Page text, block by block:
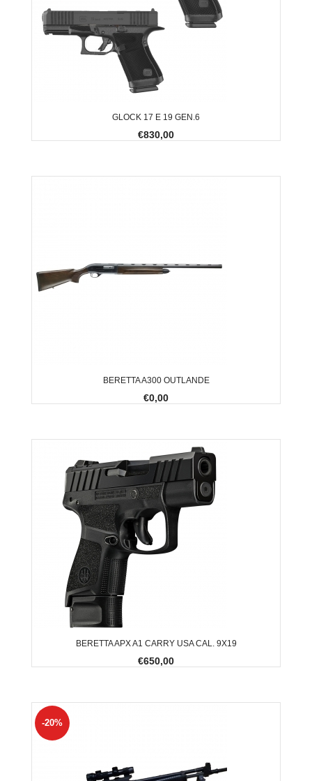
GLOCK 17 E 19 GEN.6
€830,00
BERETTA A300 OUTLANDE
€0,00
BERETTA APX A1 CARRY USA CAL. 9X19
€650,00
-20%